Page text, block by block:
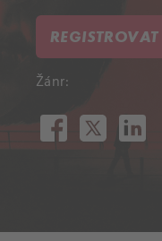
REGISTROVAT
Žánr: